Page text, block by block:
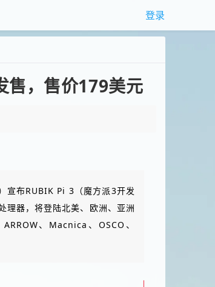
登录
售，售价179美元
宣布RUBIK Pi 3（魔方派3开发
理器，将登陆北美、欧洲、亚洲
、Macnica、OSCO、